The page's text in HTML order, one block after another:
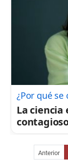
¿Por qué se
La ciencia
Anterior